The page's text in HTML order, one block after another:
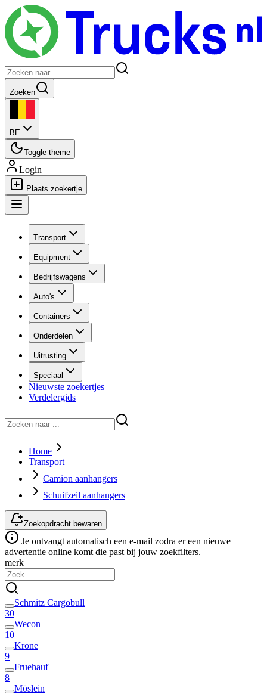
Zoeken
BE
Toggle theme
Login
Plaats zoekertje
Transport
Equipment
Bedrijfswagens
Auto's
Containers
Onderdelen
Uitrusting
Speciaal
Nieuwste zoekertjes
Verdelergids
Home
Transport
Camion aanhangers
Schuifzeil aanhangers
Zoekopdracht bewaren
Je ontvangt automatisch een e-mail zodra er een nieuwe
advertentie online komt die past bij jouw zoekfilters.
merk
Schmitz Cargobull
30
Wecon
10
Krone
9
Fruehauf
8
Möslein